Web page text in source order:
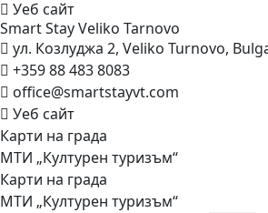
Уеб сайт
Smart Stay Veliko Tarnovo
ул. Козлуджа 2, Veliko Turnovo,
+359 88 483 8083
office@smartstayvt.com
Уеб сайт
Карти на града
МТИ „Културен туризъм“
Карти на града
МТИ „Културен туризъм“